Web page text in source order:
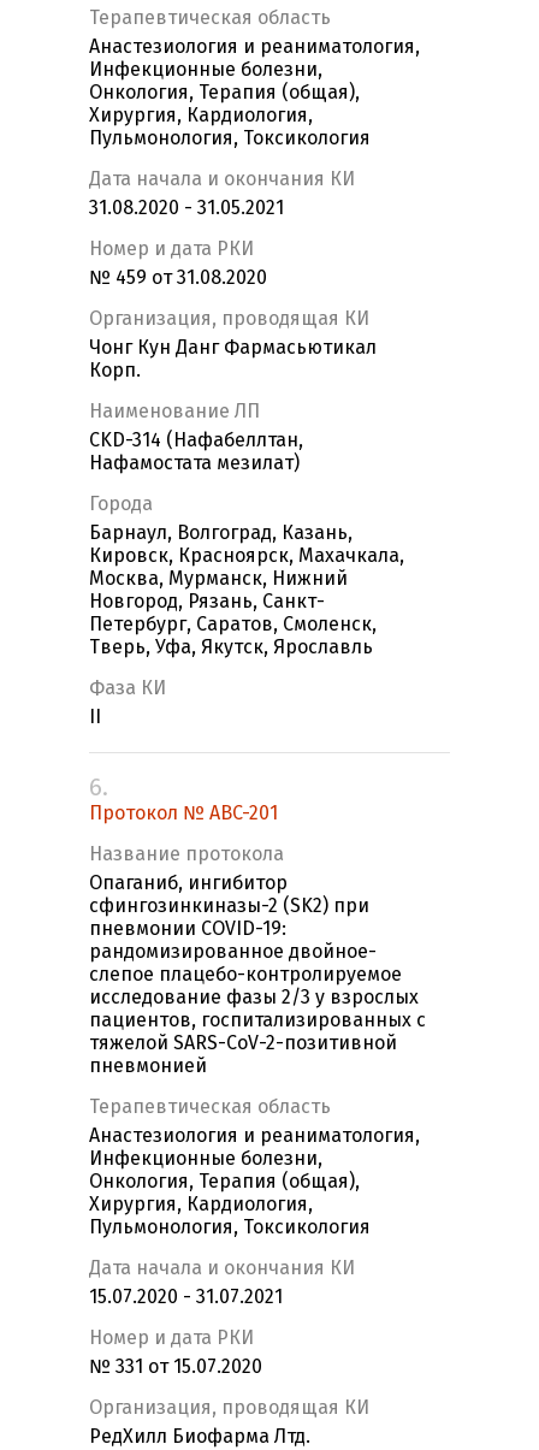
Терапевтическая область
Анастезиология и реаниматология,
Инфекционные болезни,
Онкология, Терапия (общая),
Хирургия, Кардиология,
Пульмонология, Токсикология
Дата начала и окончания КИ
31.08.2020 - 31.05.2021
Номер и дата РКИ
№ 459 от 31.08.2020
Организация, проводящая КИ
Чонг Кун Данг Фармасьютикал
Корп.
Наименование ЛП
CKD-314 (Нафабеллтан,
Нафамостата мезилат)
Города
Барнаул, Волгоград, Казань,
Кировск, Красноярск, Махачкала,
Москва, Мурманск, Нижний
Новгород, Рязань, Санкт-
Петербург, Саратов, Смоленск,
Тверь, Уфа, Якутск, Ярославль
Фаза КИ
6.
Протокол № ABC-201
Название протокола
Опаганиб, ингибитор
сфингозинкиназы-2 (SK2) при
пневмонии COVID-19:
рандомизированное двойное-
слепое плацебо-контролируемое
исследование фазы 2/3 у взрослых
пациентов, госпитализированных с
тяжелой SARS-CoV-2-позитивной
пневмонией
Терапевтическая область
Анастезиология и реаниматология,
Инфекционные болезни,
Онкология, Терапия (общая),
Хирургия, Кардиология,
Пульмонология, Токсикология
Дата начала и окончания КИ
15.07.2020 - 31.07.2021
Номер и дата РКИ
№ 331 от 15.07.2020
Организация, проводящая КИ
РедХилл Биофарма Лтд.